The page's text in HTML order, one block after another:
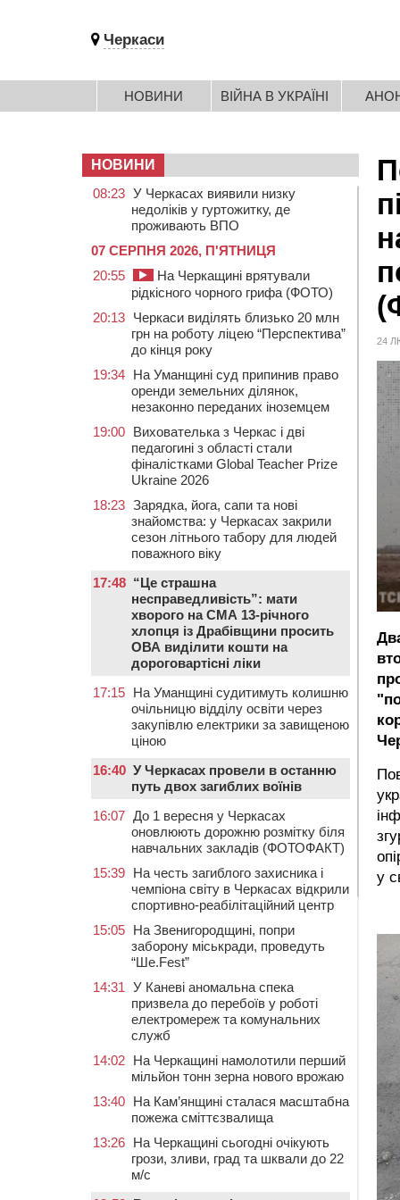
Черкаси
НОВИНИ ВІЙНА В УКРАЇНІ
24
у
НОВИНИ
08:23 У Черкасах виявили низку
недоліків у гуртожитку, де
проживають ВПО
07 СЕРПНЯ 2026, П'ЯТНИЦЯ
20:55
На Черкащині врятували
рідкісного чорного грифа (ФОТО)
20:13 Черкаси виділять близько 20 млн
грн на роботу ліцею “Перспектива”
до кінця року
19:34 На Уманщині суд припинив право
оренди земельних ділянок,
незаконно переданих іноземцем
19:00 Вихователька з Черкас і дві
педагогині з області стали
фіналістками Global Teacher Prize
Ukraine 2026
18:23 Зарядка, йога, сапи та нові
знайомства: у Черкасах закрили
сезон літнього табору для людей
поважного віку
17:48 “Це страшна
несправедливість”: мати
хворого на СМА 13-річного
хлопця із Драбівщини просить
ОВА виділити кошти на
дороговартісні ліки
17:15 На Уманщині судитимуть колишню
очільницю відділу освіти через
закупівлю електрики за завищеною
ціною
16:40 У Черкасах провели в останню
путь двох загиблих воїнів
16:07 До 1 вересня у Черкасах
оновлюють дорожню розмітку біля
навчальних закладів (ФОТОФАКТ)
15:39 На честь загиблого захисника і
чемпіона світу в Черкасах відкрили
спортивно-реабілітаційний центр
15:05 На Звенигородщині, попри
заборону міськради, проведуть
“Ше.Fest”
14:31 У Каневі аномальна спека
призвела до перебоїв у роботі
електромереж та комунальних
служб
14:02 На Черкащині намолотили перший
мільйон тонн зерна нового врожаю
13:40 На Кам’янщині сталася масштабна
пожежа сміттєзвалища
13:26 На Черкащині сьогодні очікують
грози, зливи, град та шквали до 22
м/с